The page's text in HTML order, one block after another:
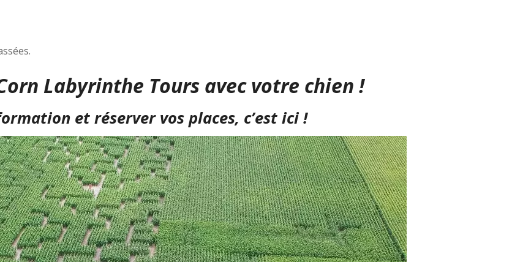
Labyrinthe Tours avec votre chien !
et réserver vos places, c’est ici !